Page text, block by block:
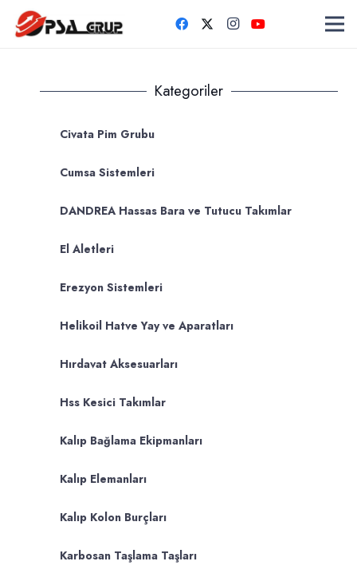
Kategoriler
Civata Pim Grubu
Cumsa Sistemleri
DANDREA Hassas Bara ve Tutucu Takımlar
El Aletleri
Erezyon Sistemleri
Helikoil Hatve Yay ve Aparatları
Hırdavat Aksesuarları
Hss Kesici Takımlar
Kalıp Bağlama Ekipmanları
Kalıp Elemanları
Kalıp Kolon Burçları
Karbosan Taşlama Taşları